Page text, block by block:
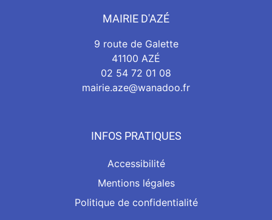
MAIRIE D'AZÉ
9 route de Galette
41100 AZÉ
02 54 72 01 08
mairie.aze@wanadoo.fr
INFOS PRATIQUES
Accessibilité
Mentions légales
Politique de confidentialité